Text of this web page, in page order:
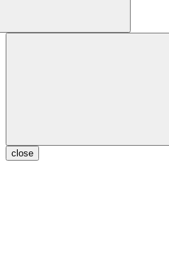
close